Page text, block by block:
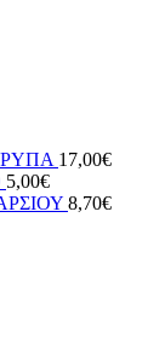
17,00€
5,00€
8,70€